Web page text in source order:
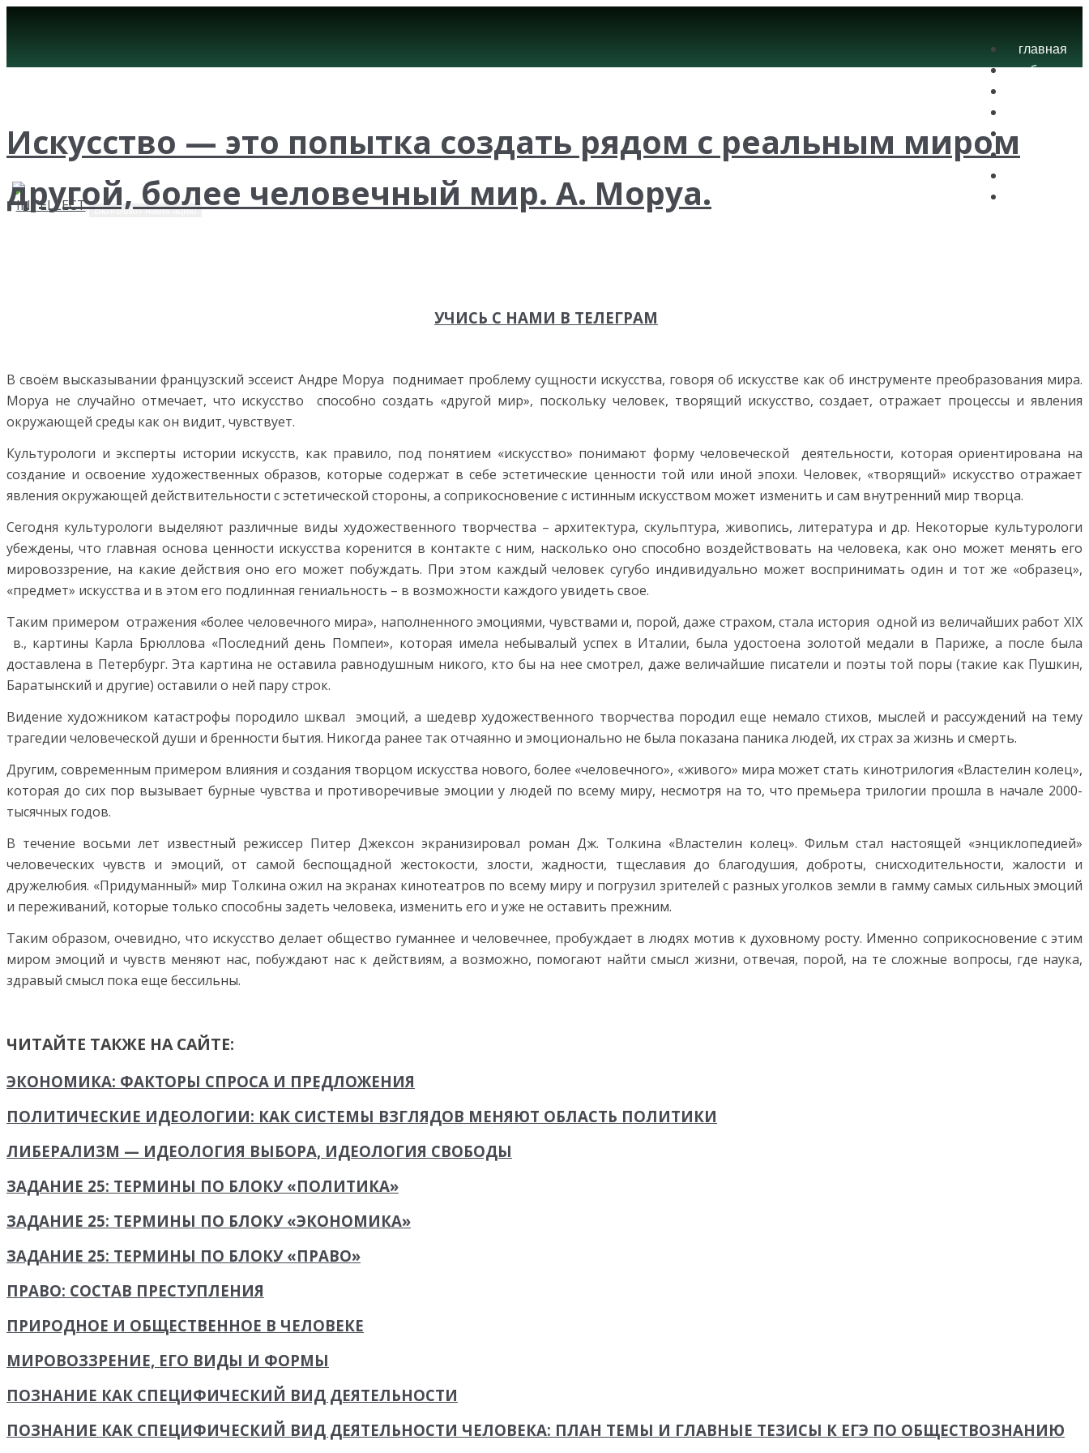
Вкл/Выкл навигацию
главная
блог
практика
контакты
Искусство — это попытка создать рядом с реальным миром
другой, более человечный мир. А. Моруа.
УЧИСЬ С НАМИ В ТЕЛЕГРАМ
В своём высказывании французский эссеист Андре Моруа поднимает проблему сущности искусства, говоря об искусстве как об инструменте преобразования мира.
Моруа не случайно отмечает, что искусство способно создать «другой мир», поскольку человек, творящий искусство, создает, отражает процессы и явления
окружающей среды как он видит, чувствует.
Культурологи и эксперты истории искусств, как правило, под понятием «искусство» понимают форму человеческой деятельности, которая ориентирована на
создание и освоение художественных образов, которые содержат в себе эстетические ценности той или иной эпохи. Человек, «творящий» искусство отражает
явления окружающей действительности с эстетической стороны, а соприкосновение с истинным искусством может изменить и сам внутренний мир творца.
Сегодня культурологи выделяют различные виды художественного творчества – архитектура, скульптура, живопись, литература и др. Некоторые культурологи
убеждены, что главная основа ценности искусства коренится в контакте с ним, насколько оно способно воздействовать на человека, как оно может менять его
мировоззрение, на какие действия оно его может побуждать. При этом каждый человек сугубо индивидуально может воспринимать один и тот же «образец»,
«предмет» искусства и в этом его подлинная гениальность – в возможности каждого увидеть свое.
Таким примером отражения «более человечного мира», наполненного эмоциями, чувствами и, порой, даже страхом, стала история одной из величайших работ XIX
в., картины Карла Брюллова «Последний день Помпеи», которая имела небывалый успех в Италии, была удостоена золотой медали в Париже, а после была
доставлена в Петербург. Эта картина не оставила равнодушным никого, кто бы на нее смотрел, даже величайшие писатели и поэты той поры (такие как Пушкин,
Баратынский и другие) оставили о ней пару строк.
Видение художником катастрофы породило шквал эмоций, а шедевр художественного творчества породил еще немало стихов, мыслей и рассуждений на тему
трагедии человеческой души и бренности бытия. Никогда ранее так отчаянно и эмоционально не была показана паника людей, их страх за жизнь и смерть.
Другим, современным примером влияния и создания творцом искусства нового, более «человечного», «живого» мира может стать кинотрилогия «Властелин колец»,
которая до сих пор вызывает бурные чувства и противоречивые эмоции у людей по всему миру, несмотря на то, что премьера трилогии прошла в начале 2000-
тысячных годов.
В течение восьми лет известный режиссер Питер Джексон экранизировал роман Дж. Толкина «Властелин колец». Фильм стал настоящей «энциклопедией»
человеческих чувств и эмоций, от самой беспощадной жестокости, злости, жадности, тщеславия до благодушия, доброты, снисходительности, жалости и
дружелюбия. «Придуманный» мир Толкина ожил на экранах кинотеатров по всему миру и погрузил зрителей с разных уголков земли в гамму самых сильных эмоций
и переживаний, которые только способны задеть человека, изменить его и уже не оставить прежним.
Таким образом, очевидно, что искусство делает общество гуманнее и человечнее, пробуждает в людях мотив к духовному росту. Именно соприкосновение с этим
миром эмоций и чувств меняют нас, побуждают нас к действиям, а возможно, помогают найти смысл жизни, отвечая, порой, на те сложные вопросы, где наука,
здравый смысл пока еще бессильны.
ЧИТАЙТЕ ТАКЖЕ НА САЙТЕ:
ЭКОНОМИКА: ФАКТОРЫ СПРОСА И ПРЕДЛОЖЕНИЯ
ПОЛИТИЧЕСКИЕ ИДЕОЛОГИИ: КАК СИСТЕМЫ ВЗГЛЯДОВ МЕНЯЮТ ОБЛАСТЬ ПОЛИТИКИ
ЛИБЕРАЛИЗМ — ИДЕОЛОГИЯ ВЫБОРА, ИДЕОЛОГИЯ СВОБОДЫ
ЗАДАНИЕ 25: ТЕРМИНЫ ПО БЛОКУ «ПОЛИТИКА»
ЗАДАНИЕ 25: ТЕРМИНЫ ПО БЛОКУ «ЭКОНОМИКА»
ЗАДАНИЕ 25: ТЕРМИНЫ ПО БЛОКУ «ПРАВО»
ПРАВО: СОСТАВ ПРЕСТУПЛЕНИЯ
ПРИРОДНОЕ И ОБЩЕСТВЕННОЕ В ЧЕЛОВЕКЕ
МИРОВОЗЗРЕНИЕ, ЕГО ВИДЫ И ФОРМЫ
ПОЗНАНИЕ КАК СПЕЦИФИЧЕСКИЙ ВИД ДЕЯТЕЛЬНОСТИ
ПОЗНАНИЕ КАК СПЕЦИФИЧЕСКИЙ ВИД ДЕЯТЕЛЬНОСТИ ЧЕЛОВЕКА: ПЛАН ТЕМЫ И ГЛАВНЫЕ ТЕЗИСЫ К ЕГЭ ПО ОБЩЕСТВОЗНАНИЮ